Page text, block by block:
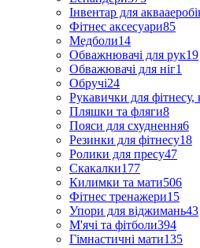
Інвентар для
Фітнес аксесуари85
Медболи14
Обважнювачі для рук19
Обважювачі для ніг1
Обручі24
Рукавички для фітнесу,
Пляшки та фляги8
Пояси для схуднення6
Резинки для фітнесу18
Ролики для пресу47
Скакалки177
Килимки та мати506
Фітнес тренажери15
Упори для віджимань43
М'ячі та фітболи394
Гімнастичні мати135